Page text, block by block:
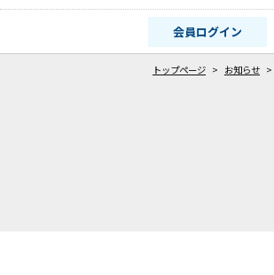
会員ログイン
トップページ > お知らせ >